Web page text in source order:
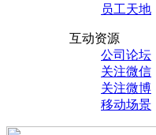
员工天地
互动资源
公司论坛
关注微信
关注微博
移动场景